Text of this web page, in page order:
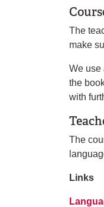
The
make
We use
the
with
The
Links